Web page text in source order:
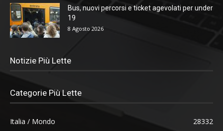
Bus, nuovi percorsi e ticket agevolati per under
19
8 Agosto 2026
Notizie Più Lette
Categorie Più Lette
Italia / Mondo
28332